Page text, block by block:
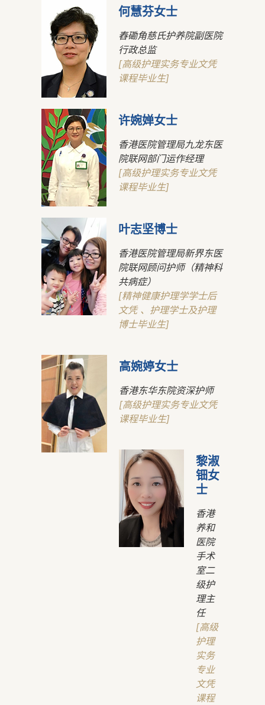
何慧芬女士
舂磡角慈氏护养院副医院
行政总监
[高级护理实务专业文凭
课程毕业生]
许婉婵女士
香港医院管理局九龙东医
院联网部门运作经理
[高级护理实务专业文凭
课程毕业生]
叶志坚博士
香港医院管理局新界东医
院联网顾问护师（精神科
共病症）
[精神健康护理学学士后
文凭 、护理学士及护理
博士毕业生]
高婉婷女士
香港东华东院资深护师
[高级护理实务专业文凭
课程毕业生]
黎淑
钿女
士
香港
养和
医院
手术
室二
级护
理主
任
[高级
护理
实务
专业
文凭
课程